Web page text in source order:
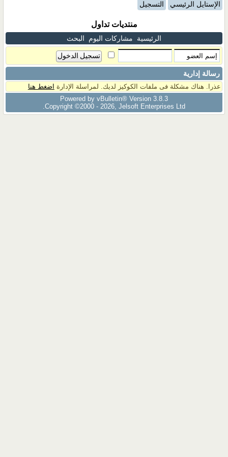
الإستايل الرئيسي التسجيل
منتديات تداول
الرئيسية مشاركات اليوم البحث
رسالة إدارية
عذرا. هناك مشكلة فى ملفات الكوكيز لديك. لمراسلة الإدارة اضغط هنا
Powered by vBulletin® Version 3.8.3
Copyright ©2000 - 2026, Jelsoft Enterprises Ltd.